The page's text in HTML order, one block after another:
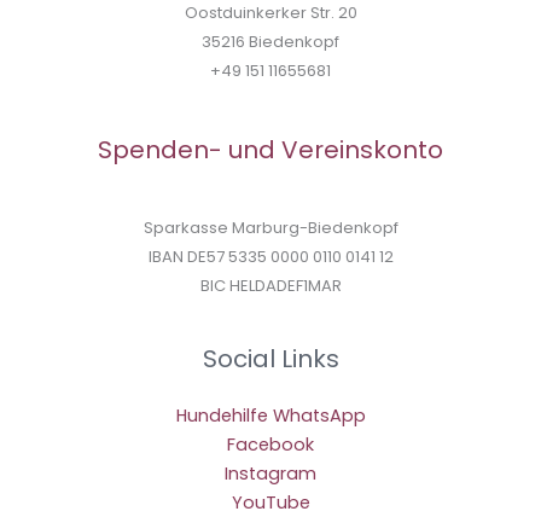
Oostduinkerker Str. 20
35216 Biedenkopf
+49 151 11655681
Spenden- und Vereinskonto
Sparkasse Marburg-Biedenkopf
IBAN DE57 5335 0000 0110 0141 12
BIC HELDADEF1MAR
Social Links
Hundehilfe WhatsApp
Facebook
Instagram
YouTube